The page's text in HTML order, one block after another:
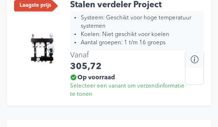
Laagste prijs Stalen verdeler Project
Systeem: Geschikt voor hoge temperatuur
systemen
Koelen: Niet geschikt voor koelen
Aantal groepen: 1 t/m 16 groeps
Vanaf
305,72
Op voorraad
Selecteer een variant om verzendinformatie
te tonen